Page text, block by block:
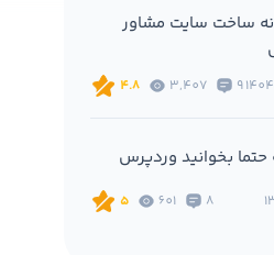
7 افزونه ساخت سایت مشاور
9
3,407
4.8
بخوانید وردپرس
8
601
5